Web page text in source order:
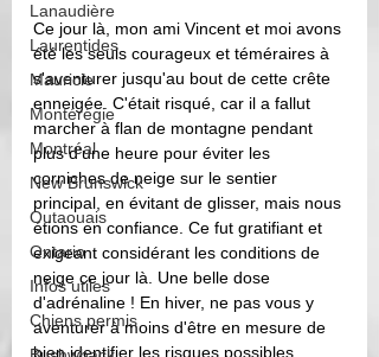
Lanaudière
Laurentides
Mauricie
Montérégie
Montréal
New Brunswick
Outaouais
Ontario
Infos utiles
Chiens permis
Ce jour là, mon ami Vincent et moi avons
été les seuls courageux et téméraires à
s'aventurer jusqu'au bout de cette crête
enneigée. C'était risqué, car il a fallut
marcher à flan de montagne pendant
plus d'une heure pour éviter les
corniches de neige sur le sentier
principal, en évitant de glisser, mais nous
étions en confiance. Ce fut gratifiant et
exigeant considérant les conditions de
neige ce jour là. Une belle dose
d'adrénaline ! En hiver, ne pas vous y
aventurer à moins d'être en mesure de
bien identifier les risques possibles